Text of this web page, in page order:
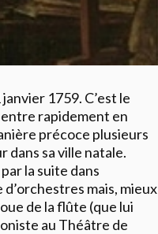
1759. C’est le
rapidement en
précoce plusieurs
sa ville natale.
la suite dans
mais, mieux
de la flûte (que lui
au Théâtre de